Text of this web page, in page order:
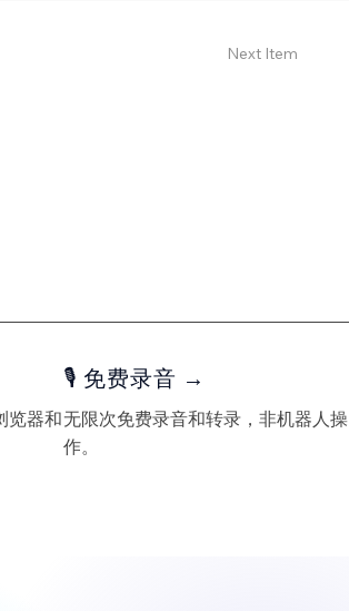
Next Item
览器和
🎙️ 免费录音 →
无限次免费录音和转录，非机器人操
作。